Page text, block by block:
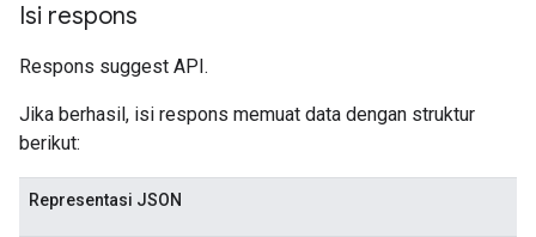
Isi respons
Respons suggest API.
Jika berhasil, isi respons memuat data dengan struktur
berikut:
Representasi JSON